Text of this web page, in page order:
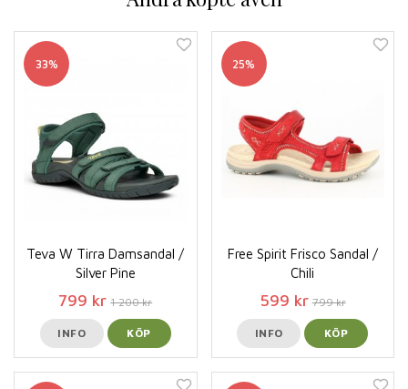
33%
Teva W Tirra Damsandal /
Silver Pine
799 kr 1 200 kr
INFO KÖP
25%
Free Spirit Frisco Sandal /
Chili
599 kr 799 kr
INFO KÖP